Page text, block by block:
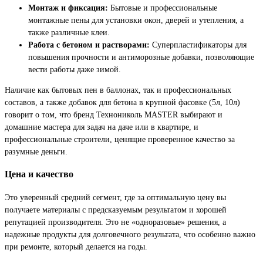
Монтаж и фиксация: Бытовые и профессиональные
монтажные пены для установки окон, дверей и утепления, а
также различные клеи.
Работа с бетоном и растворами: Суперпластификаторы для
повышения прочности и антиморозные добавки, позволяющие
вести работы даже зимой.
Наличие как бытовых пен в баллонах, так и профессиональных
составов, а также добавок для бетона в крупной фасовке (5л, 10л)
говорит о том, что бренд Технониколь MASTER выбирают и
домашние мастера для задач на даче или в квартире, и
профессиональные строители, ценящие проверенное качество за
разумные деньги.
Цена и качество
Это уверенный средний сегмент, где за оптимальную цену вы
получаете материалы с предсказуемым результатом и хорошей
репутацией производителя. Это не «одноразовые» решения, а
надежные продукты для долговечного результата, что особенно важно
при ремонте, который делается на годы.